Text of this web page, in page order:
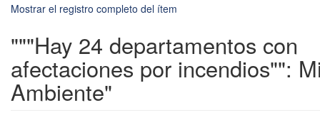
Mostrar el registro completo del ítem
"""Hay 24 departamentos con
afectaciones por incendios"":
Ambiente"